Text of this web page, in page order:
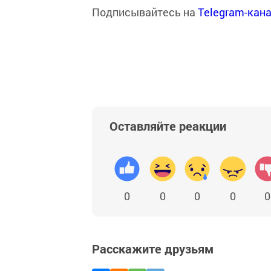
Подписывайтесь на Telegram-
Оставляйте реакции
0 0 0 0 0
Расскажите друзьям